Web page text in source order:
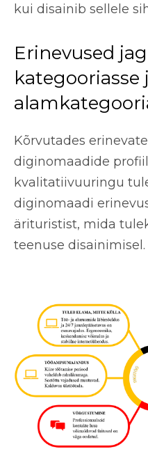
kui disainib sellele
Erinevused
kategooriasse
Kõrvutades
diginomaadide
kvalitatiivuuringu
diginomaadi
ärituristist, mida
teenuse disainimisel.